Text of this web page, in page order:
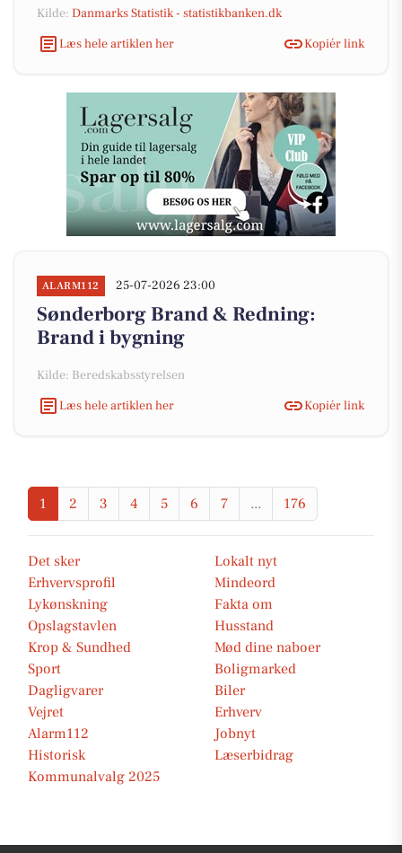
Kilde: Danmarks Statistik - statistikbanken.dk
Læs hele artiklen her
Kopiér link
ALARM112 25-07-2026 23:00
Sønderborg Brand & Redning:
Brand i bygning
Kilde: Beredskabsstyrelsen
Læs hele artiklen her
Kopiér link
1 2 3 4 5 6 7 ... 176
Det sker
Lokalt nyt
Erhvervsprofil
Mindeord
Lykønskning
Fakta om
Opslagstavlen
Husstand
Krop & Sundhed
Mød dine naboer
Sport
Boligmarked
Dagligvarer
Biler
Vejret
Erhverv
Alarm112
Jobnyt
Historisk
Læserbidrag
Kommunalvalg 2025